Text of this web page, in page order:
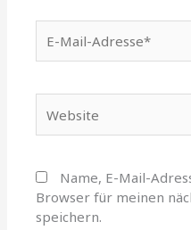
Mail-
Name, E-Mail-
Browser für meinen
speichern.